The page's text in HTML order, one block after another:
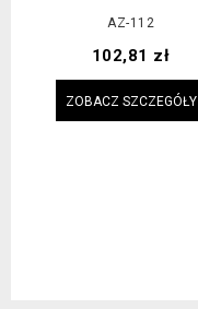
AZ-112
Cena
102,81 zł
ZOBACZ SZCZEGÓŁY